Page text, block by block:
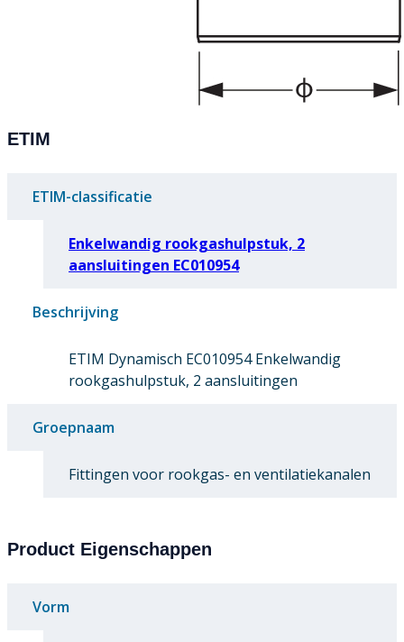
ETIM
ETIM-classificatie
Enkelwandig rookgashulpstuk, 2
aansluitingen EC010954
Beschrijving
ETIM Dynamisch EC010954 Enkelwandig
rookgashulpstuk, 2 aansluitingen
Groepnaam
Fittingen voor rookgas- en ventilatiekanalen
Product Eigenschappen
Vorm